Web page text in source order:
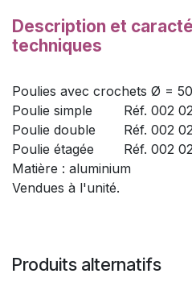
Description et
techniques
Poulies avec crochets Ø =
Poulie simple
​Réf. 002
Poulie double
​Réf. 002
Poulie étagée
​Réf. 002
Matière : aluminium
Vendues à l'unité.
Produits alternatifs